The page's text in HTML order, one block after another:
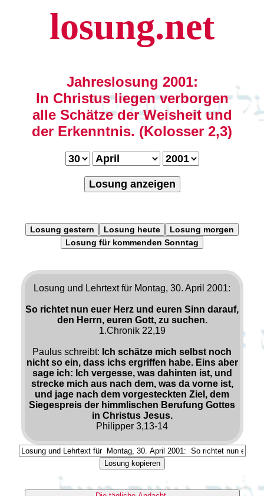
losung.net
Jahreslosung 2001:
In Christus liegen verborgen
alle Schätze der Weisheit und
der Erkenntnis. (Kolosser 2,3)
Losung anzeigen
Losung gestern Losung heute
Losung morgen
Losung für kommenden Sonntag
Losung und Lehrtext für Montag, 30. April 2001:
So richtet nun euer Herz und euren Sinn darauf,
den Herrn, euren Gott, zu suchen.
1.Chronik 22,19
Paulus schreibt: Ich schätze mich selbst noch
nicht so ein, dass ichs ergriffen habe. Eins aber
sage ich: Ich vergesse, was dahinten ist, und
strecke mich aus nach dem, was da vorne ist,
und jage nach dem vorgesteckten Ziel, dem
Siegespreis der himmlischen Berufung Gottes
in Christus Jesus.
Philipper 3,13-14
Losung kopieren